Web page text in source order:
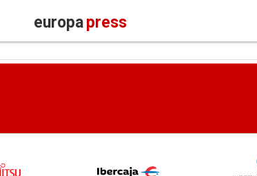
europapress